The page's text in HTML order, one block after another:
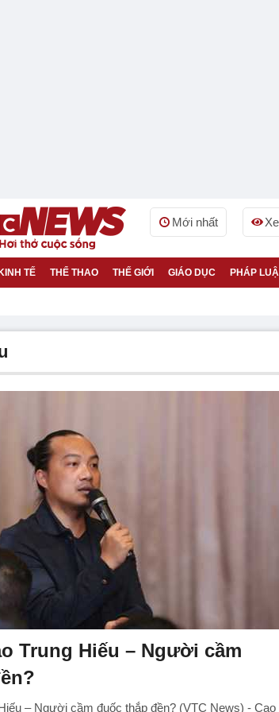
Mới nhất
KINH TẾ THỂ THAO THẾ GIỚI GIÁO DỤC PHÁP
Trung Hiếu – Người cầm
– Người cầm đuốc thắp đền? (VTC News) - Cao